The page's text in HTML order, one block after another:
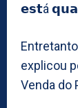
𝗲𝘀𝘁á
explicou
Venda do